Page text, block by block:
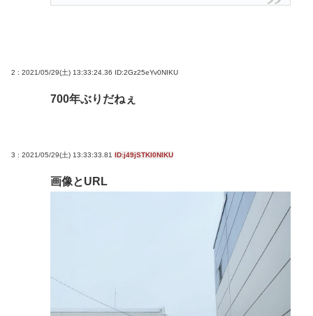
2 : 2021/05/29(土) 13:33:24.36 ID:2Gz25eYv0NIKU
700年ぶりだねぇ
3 : 2021/05/29(土) 13:33:33.81 ID:j49jSTKI0NIKU
画像とURL